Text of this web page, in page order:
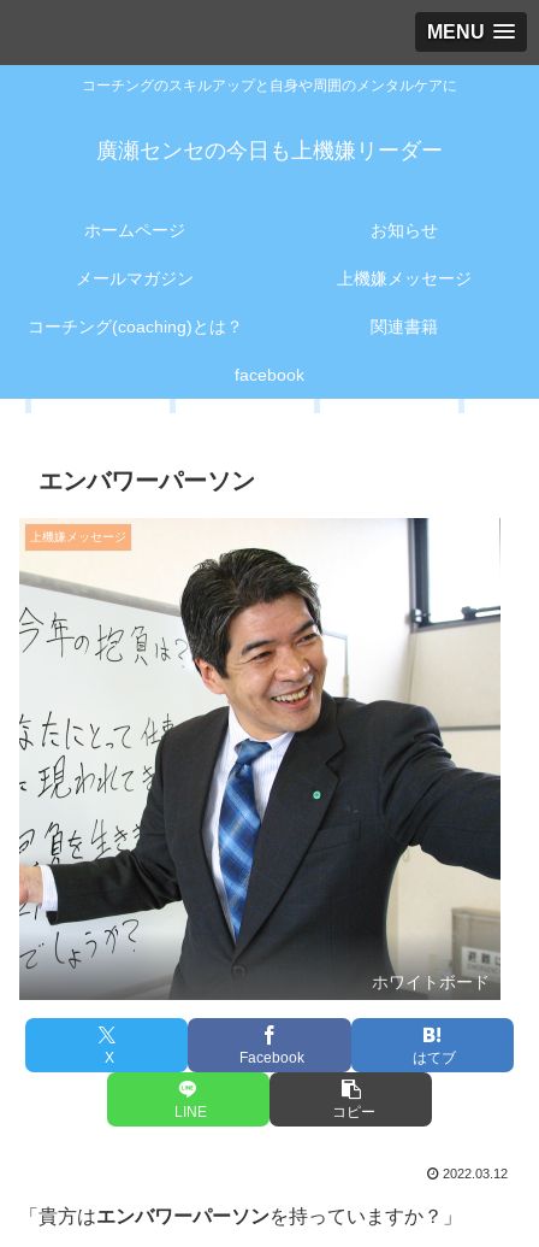
MENU
コーチングのスキルアップと自身や周囲のメンタルケアに
廣瀬センセの今日も上機嫌リーダー
ホームページ お知らせ
メールマガジン 上機嫌メッセージ
コーチング(coaching)とは？ 関連書籍
facebook
エンバワーパーソン
上機嫌メッセージ
ホワイトボード
X Facebook はてブ
LINE コピー
2022.03.12
「貴方はエンバワーパーソンを持っていますか？」